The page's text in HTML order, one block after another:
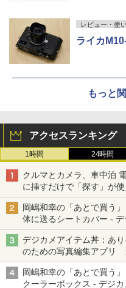
レビュー・使
ライカ
もっと
アクセスランキング
1時間 24時間
クルマとカメラ、車中泊
に挿すだけで「探す」が
岡嶋和幸の「あとで買う
体に送るシートカバー -
デジカメアイテム丼：あ
のための写真編集アプリ
る「Filmator」
岡嶋和幸の「あとで買う
クーラーボックス - デジカ